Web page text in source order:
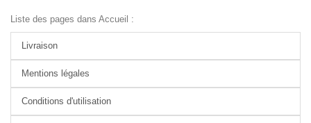
Liste des pages dans Accueil :
Livraison
Mentions légales
Conditions d'utilisation